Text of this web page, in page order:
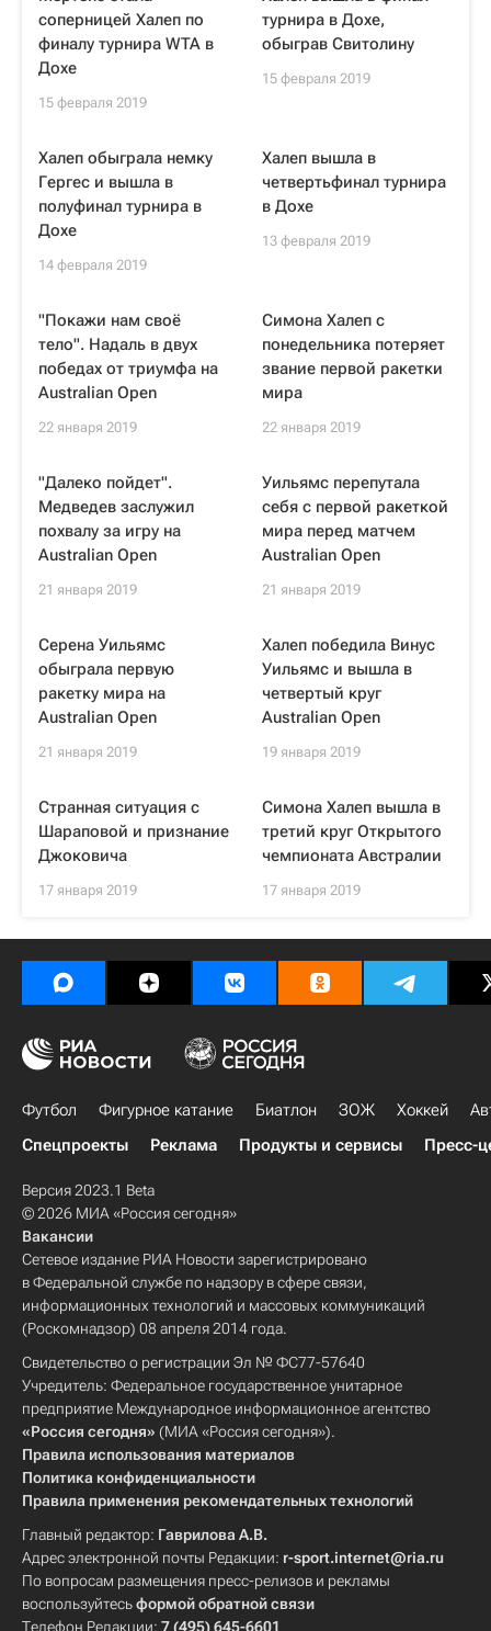
соперницей Халеп по
финалу турнира WTA в
Дохе
15 февраля 2019
турнира в Дохе,
обыграв Свитолину
15 февраля 2019
Халеп обыграла немку
Гергес и вышла в
полуфинал турнира в
Дохе
14 февраля 2019
Халеп вышла в
четвертьфинал турнира
в Дохе
13 февраля 2019
"Покажи нам своё
тело". Надаль в двух
победах от триумфа на
Australian Open
22 января 2019
Симона Халеп с
понедельника потеряет
звание первой ракетки
мира
22 января 2019
"Далеко пойдет".
Медведев заслужил
похвалу за игру на
Australian Open
21 января 2019
Уильямс перепутала
себя с первой ракеткой
мира перед матчем
Australian Open
21 января 2019
Серена Уильямс
обыграла первую
ракетку мира на
Australian Open
21 января 2019
Халеп победила Винус
Уильямс и вышла в
четвертый круг
Australian Open
19 января 2019
Странная ситуация с
Шараповой и признание
Джоковича
17 января 2019
Симона Халеп вышла в
третий круг Открытого
чемпионата Австралии
17 января 2019
Футбол Фигурное катание Биатлон ЗОЖ Хоккей
Спецпроекты
Реклама Продукты и сервисы Пресс-
Версия 2023.1 Beta
© 2026 МИА «Россия сегодня»
Вакансии
Сетевое издание РИА Новости зарегистрировано
в Федеральной службе по надзору в сфере связи,
информационных технологий и массовых коммуникаций
(Роскомнадзор) 08 апреля 2014 года.
Свидетельство о регистрации Эл № ФС77-57640
Учредитель: Федеральное государственное унитарное
предприятие Международное информационное агентство
«Россия сегодня» (МИА «Россия сегодня»).
Правила использования материалов
Политика конфиденциальности
Правила применения рекомендательных технологий
Главный редактор: Гаврилова А.В.
Адрес электронной почты Редакции: r-sport.internet@ria.ru
По вопросам размещения пресс-релизов и рекламы
воспользуйтесьформой обратной связи
Телефон Редакции: 7 (495) 645-6601